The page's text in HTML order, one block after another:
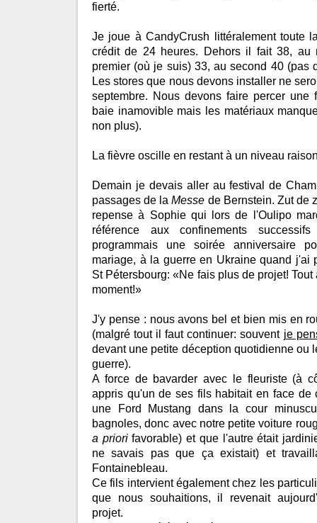
fierté.
Je joue à CandyCrush littéralement toute
crédit de 24 heures. Dehors il fait 38, au
premier (où je suis) 33, au second 40 (pas
Les stores que nous devons installer ne
septembre. Nous devons faire percer
baie inamovible mais les matériaux
non plus).
La fièvre oscille en restant à un niveau
Demain je devais aller au festival de
passages de laMesse de Bernstein. Zut de
repense à Sophie qui lors de l'Oulipo
référence aux confinements
programmais une soirée anniversaire
mariage, à la guerre en Ukraine quand j'ai
St Pétersbourg: «Ne fais plus de projet!
moment!»
J'y pense : nous avons bel et bien mis en
(malgré tout il faut continuer: souvent je
devant une petite déception quotidienne ou
guerre).
A force de bavarder avec le fleuriste (à
appris qu'un de ses fils habitait en face de
une Ford Mustang dans la cour
bagnoles, donc avec notre petite voiture
a priorifavorable) et que l'autre était
ne savais pas que ça existait) et
Fontainebleau.
Ce fils intervient également chez les
que nous souhaitions, il revenait
projet.